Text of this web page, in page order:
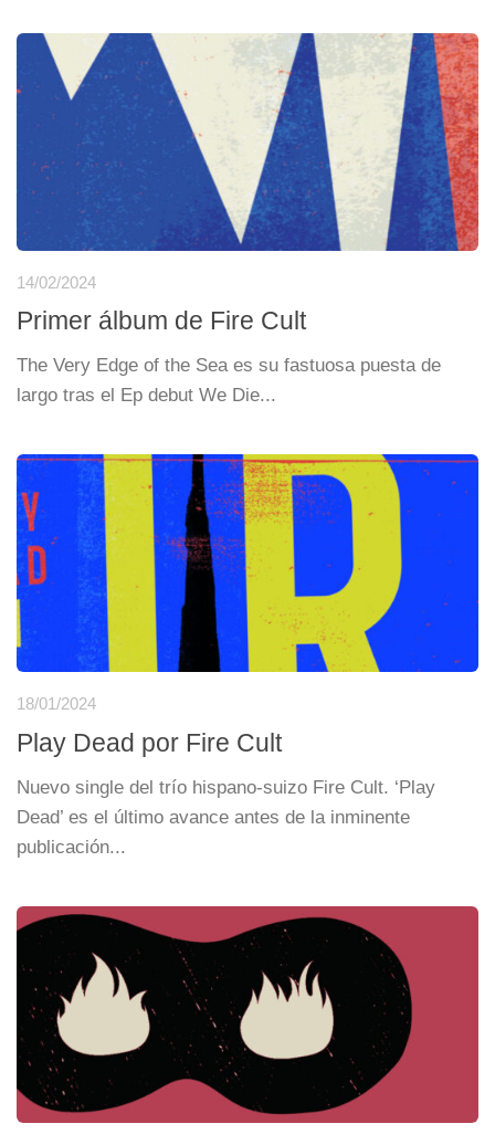
14/02/2024
Primer álbum de Fire Cult
The Very Edge of the Sea es su fastuosa puesta de
largo tras el Ep debut We Die...
18/01/2024
Play Dead por Fire Cult
Nuevo single del trío hispano-suizo Fire Cult. ‘Play
Dead’ es el último avance antes de la inminente
publicación...